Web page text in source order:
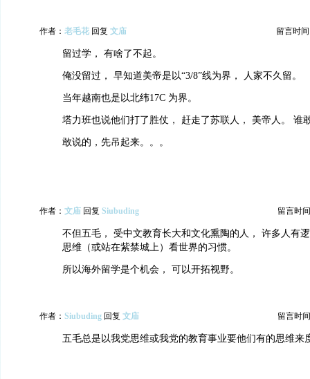
作者： 老毛花 回复 文庙 留言时间
留过学， 有啥了不起。
俺没留过， 早知道美帝是以“3/8”线为界， 人家不久留。
当年越南也是以北纬17C 为界。
塔力班也说他们打了胜仗， 赶走了苏联人， 美帝人。 谁
敢说的，先吊起来。。。
作者： 文庙 回复 Siubuding 留言时
不但五毛， 受中文教育长大和文化熏陶的人， 许多人有
思维（或站在紫禁城上）看世界的习惯。
所以海外留学是个机会， 可以开拓视野。
作者： Siubuding 回复 文庙 留言时
五毛总是以我党思维或我党的教育事业要他们有的思维来